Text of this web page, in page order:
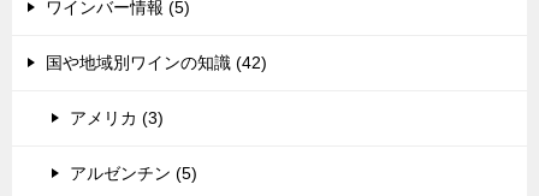
ワインバー情報 (5)
国や地域別ワインの知識 (42)
アメリカ (3)
アルゼンチン (5)